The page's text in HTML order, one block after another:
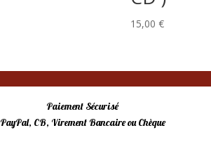
15,00 €
Paiement Sécurisé
PayPal, CB, Virement Bancaire ou Chèque